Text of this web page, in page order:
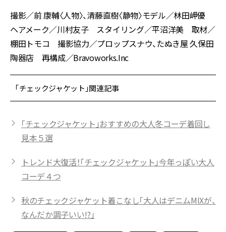
撮影／前 康輔〈人物〉、清藤直樹〈静物〉モデル／林田岬優
ヘアメーク／川村友子 スタイリング／平沼洋美 取材／
棚田トモコ 撮影協力／プロップスナウ、たぬき屋 久保田
陶器店 再構成／Bravoworks.Inc
「チェックジャケット」関連記事
「チェックジャケット」おすすめの大人冬コーデ着回し
見本５選
トレンド大復活！「チェックジャケット」今年っぽい大人
コーデ４つ
秋のチェックジャケット着こなし「大人はデニムMIXが、
なんだか調子いい!?」